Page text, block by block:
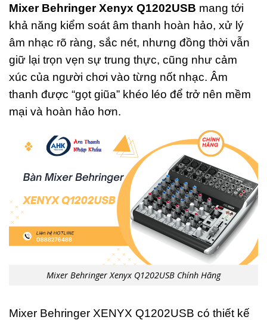
Mixer Behringer Xenyx Q1202USB mang tới
khả năng kiểm soát âm thanh hoàn hảo, xử lý
âm nhạc rõ ràng, sắc nét, nhưng đồng thời vẫn
giữ lại trọn vẹn sự trung thực, cũng như cảm
xúc của người chơi vào từng nốt nhạc. Âm
thanh được “gọt giũa” khéo léo để trở nên mềm
mại và hoàn hảo hơn.
Mixer Behringer Xenyx Q1202USB Chính Hãng
Mixer Behringer XENYX Q1202USB có thiết kế